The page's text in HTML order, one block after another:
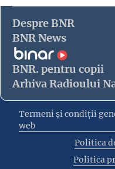
Despre BNR
BNR News
BNR. pentru copii
Arhiva Radioului
Termeni și condiții
web
Politica
Politica